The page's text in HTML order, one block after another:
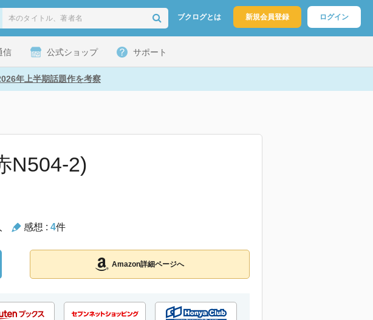
ブクログとは 新規会員登録 ログイン
信 公式ショップ サポート
年上半期話題作を考察
N504-2)
感想 : 4件
Amazon詳細ページへ